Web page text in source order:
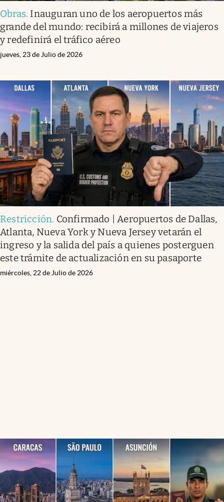
Obras. Inauguran uno de los aeropuertos más
grande del mundo: recibirá a millones de viajeros
y redefinirá el tráfico aéreo
jueves, 23 de Julio de 2026
Restricción. Confirmado | Aeropuertos de Dallas,
Atlanta, Nueva York y Nueva Jersey vetarán el
ingreso y la salida del país a quienes posterguen
este trámite de actualización en su pasaporte
miércoles, 22 de Julio de 2026